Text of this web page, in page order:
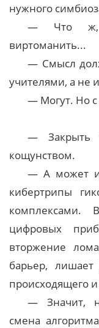
нужного
— Что ж,
виртоманить...
— Смысл
учителями, а не
— Могут. Но с
— Закрыть
кощунством.
— А может и
кибертрипы
комплексами.
цифровых
вторжение
барьер,
происходящего
— Значит,
смена